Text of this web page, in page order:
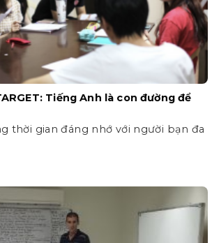
Tiếng Anh là con đường để
thời gian đáng nhớ với người bạn đa